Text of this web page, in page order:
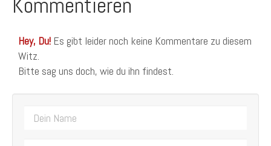
Hey, Du! Es gibt leider noch keine Kommentare zu diesem
Witz.
Bitte sag uns doch, wie du ihn findest.